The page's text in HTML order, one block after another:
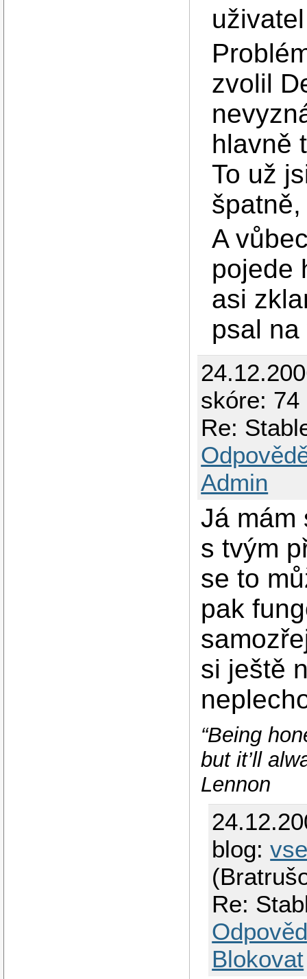
zvolil
hlavně
To už
A
pojede
asi
psal
skóre:
Re:
Admin
Já mám
s tvým
se to
pak
si ještě
“Being
but it’ll
Lennon
blog:
Re:
Blokovat